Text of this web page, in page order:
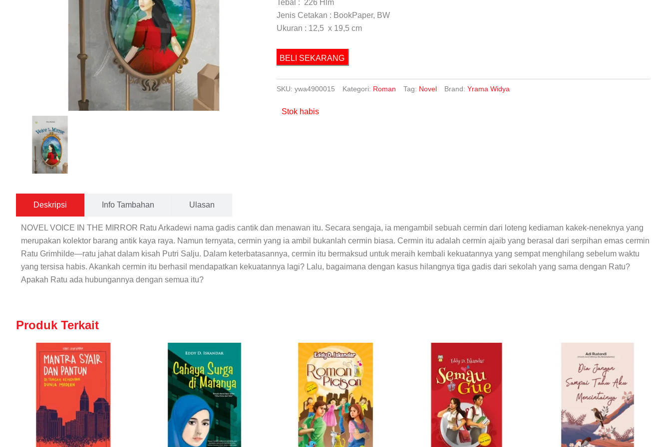
Tebal : 226 Hlm
Jenis Cetakan : BookPaper, BW
Ukuran : 12,5 x 19,5 cm
BELI SEKARANG
SKU: ywa4900015 Kategori: Roman Tag: Novel Brand: Yrama Widya
Stok habis
Deskripsi Info Tambahan Ulasan
NOVEL VOICE IN THE MIRROR Ratu Arkadewi nama gadis cantik dan menawan itu. Secara sengaja, ia mengambil sebuah cermin dari loteng kediaman kakek-neneknya yang
merupakan kolektor barang antik kaya raya. Namun ternyata, cermin yang ia ambil bukanlah cermin biasa. Cermin itu adalah cermin ajaib yang berasal dari serpihan emas cermin
Ratu Grimhilde—ratu jahat dalam kisah Putri Salju. Dalam keterbatasannya, cermin itu bermaksud untuk meraih kembali kekuatannya yang sempat menghilang sebelum waktu
yang tersisa habis. Akankah cermin itu berhasil mendapatkan kekuatannya lagi? Lalu, bagaimana dengan kasus hilangnya tiga gadis dari sekolah yang sama dengan Ratu?
Apakah Ratu ada hubungannya dengan semua itu?
Produk Terkait